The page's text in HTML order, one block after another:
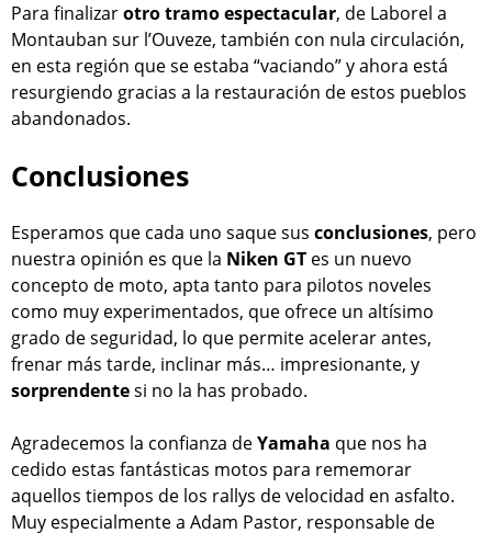
Para finalizarotro tramo espectacular, de Laborel a
Montauban sur l’Ouveze, también con nula circulación,
en esta región que se estaba “vaciando” y ahora está
resurgiendo gracias a la restauración de estos pueblos
abandonados.
Conclusiones
Esperamos que cada uno saque sus conclusiones, pero
nuestra opinión es que la Niken GT es un nuevo
concepto de moto, apta tanto para pilotos noveles
como muy experimentados, que ofrece un altísimo
grado de seguridad, lo que permite acelerar antes,
frenar más tarde, inclinar más… impresionante, y
sorprendentesi no la has probado.
Agradecemos la confianza deYamaha que nos ha
cedido estas fantásticas motos para rememorar
aquellos tiempos de los rallys de velocidad en asfalto.
Muy especialmente a Adam Pastor, responsable de